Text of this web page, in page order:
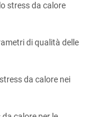
stress da calore
di qualità delle
da calore nei